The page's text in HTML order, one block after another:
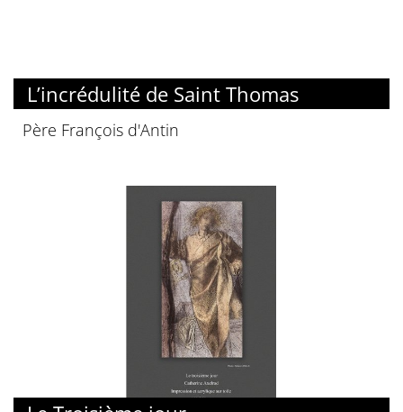
L’incrédulité de Saint Thomas
Père François d'Antin